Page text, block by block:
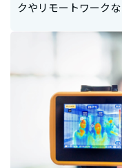
クやリモートワーク